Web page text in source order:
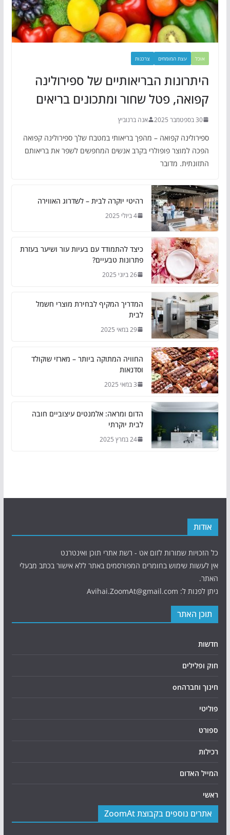
אוכל עצת המומחים צרכנות
היתרונות הבריאותיים של ספירולינה
קפואה, פטל שחור ומתכונים בריאים
30 בספטמבר 2025 אנה ברנוביץ
ספירולינה קפואה – מהפך בריאותי במטבח שלך ספירולינה קפואה
הפכה למוצר פופולרי בקרב אנשים המחפשים לשפר את בריאותם
התזונתית. מדובר
רהיטי יוקרה לבית – לשדרוג האווירה
4 ביולי 2025
כיצד להתמודד עם בעיות עור ושיער בעזרת
פתרונות טבעיים?
26 ביוני 2025
המדריך המקיף לבחירת מוצרי חשמל
לבית
29 במאי 2025
החוויה המתוקה ביותר – מארזי שוקולד
וסדנאות
3 במאי 2025
הדום ומראה: אלמנטים עיצוביים חובה
לבית יוקרתי
24 במרץ 2025
אודות
כל הזכויות שמורות לזום אט - רשת אתרי תוכן ואינטרנט
אין לעשות שימוש בחומרים המפורסמים באתר ללא אישור בכתב מבעלי
האתר.
ניתן לפנות ל: Avihai.ZoomAt@gmail.com
תוכן האתר
חדשות
חוק ופלילים
חינוך וחברהon
פוליטי
ספורט
רכילות
המייל האדום
ראשי
אתרים נוספים בקבוצת ZoomAt